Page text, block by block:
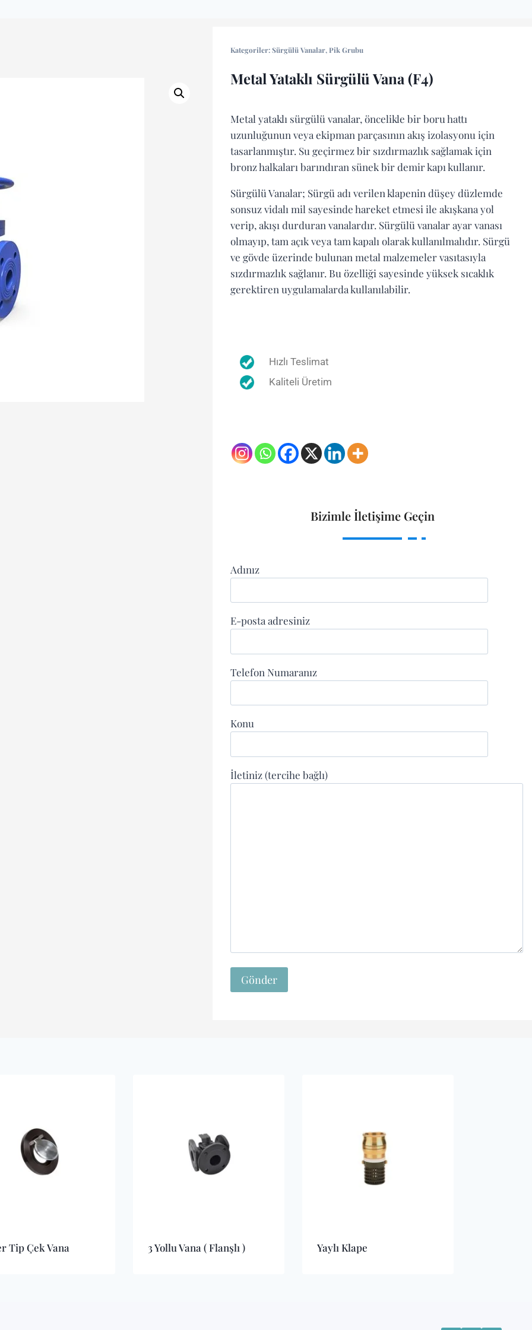
Kategoriler:Sürgülü Vanalar, Pik Grubu
Metal Yataklı Sürgülü Vana (F4)
Metal yataklı sürgülü vanalar, öncelikle bir boru hattı
uzunluğunun veya ekipman parçasının akış izolasyonu için
tasarlanmıştır. Su geçirmez bir sızdırmazlık sağlamak için
bronz halkaları barındıran sünek bir demir kapı kullanır.
Sürgülü Vanalar; Sürgü adı verilen klapenin düşey düzlemde
sonsuz vidalı mil sayesinde hareket etmesi ile akışkana yol
verip, akışı durduran vanalardır. Sürgülü vanalar ayar vanası
olmayıp, tam açık veya tam kapalı olarak kullanılmalıdır. Sürgü
ve gövde üzerinde bulunan metal malzemeler vasıtasıyla
sızdırmazlık sağlanır. Bu özelliği sayesinde yüksek sıcaklık
gerektiren uygulamalarda kullanılabilir.
Hızlı Teslimat
Kaliteli Üretim
Bizimle İletişime Geçin
Adınız
E-posta adresiniz
Telefon Numaranız
Konu
İletiniz (tercihe bağlı)
Tip Çek Vana 3 Yollu Vana ( Flanşlı ) Yaylı Klape